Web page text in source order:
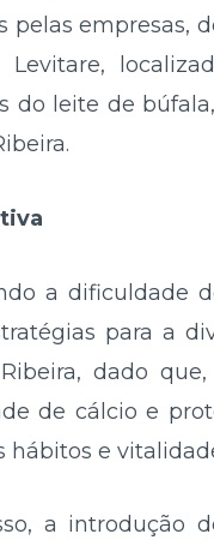
pelas empresas,
Levitare,
do leite de
a dificuldade
para a
dado
de cálcio e
hábitos e
a introdução